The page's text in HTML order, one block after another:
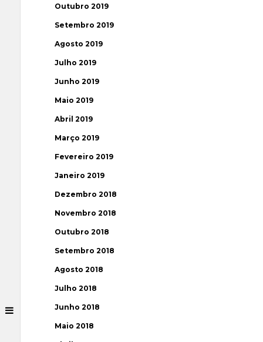
Outubro 2019
Setembro 2019
Agosto 2019
Julho 2019
Junho 2019
Maio 2019
Abril 2019
Março 2019
Fevereiro 2019
Janeiro 2019
Dezembro 2018
Novembro 2018
Outubro 2018
Setembro 2018
Agosto 2018
Julho 2018
Junho 2018
Maio 2018